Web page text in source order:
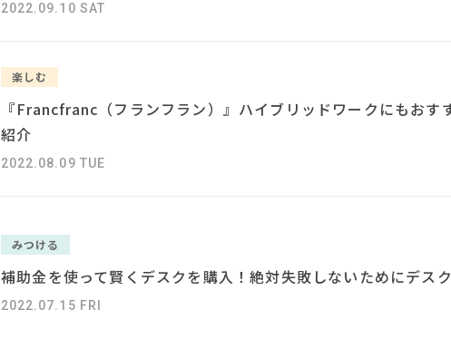
2022.09.10 SAT
楽しむ
『Francfranc（フランフラン）』ハイブリッドワークにもおす
紹介
2022.08.09 TUE
みつける
補助金を使って賢くデスクを購入！絶対失敗しないためにデス
2022.07.15 FRI